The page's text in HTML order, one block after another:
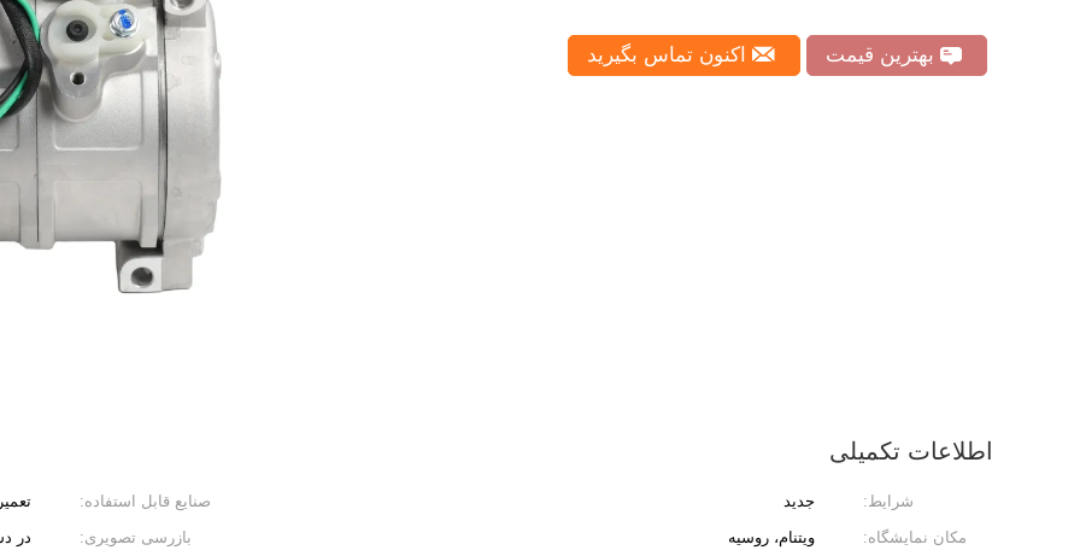
بهترین قیمت اکنون تماس بگیرید
اطلاعات تکمیلی
شرایط: جدید صنایع قابل استفاده:
مکان نمایشگاه:
ویتنام، روسیه بازرسی تصویری:
در